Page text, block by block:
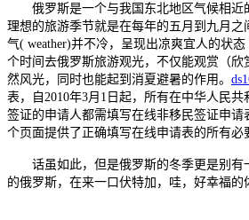
俄罗斯是一个与我国东北地区气候相近
理想的旅游季节就是在每年的五月到九月之
气( weather)并不冷，呈现出凉爽宜人的状
个时间去俄罗斯旅游观光，不仅能观赏（欣
然风光，同时也能起到消夏避暑的作用。
表，自2010年3月1日起，所有在中华人民
签证的申请人都需填写在线非移民签证申请
个页面提供了正确填写在线申请表的所有必
话虽如此，但是俄罗斯的冬季更是别有
的俄罗斯，在来一口伏特加，哇，好幸福的